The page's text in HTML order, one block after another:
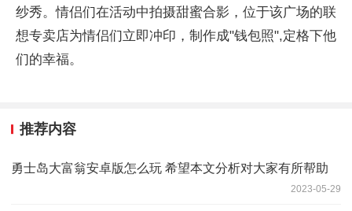
纱秀。情侣们在活动中拍摄甜蜜合影，位于该广场的联
想专卖店为情侣们立即冲印，制作成"钱包照",定格下他
们的幸福。
推荐内容
勇士岛大富翁安卓版怎么玩 希望本文分析对大家有所帮助
2023-05-29